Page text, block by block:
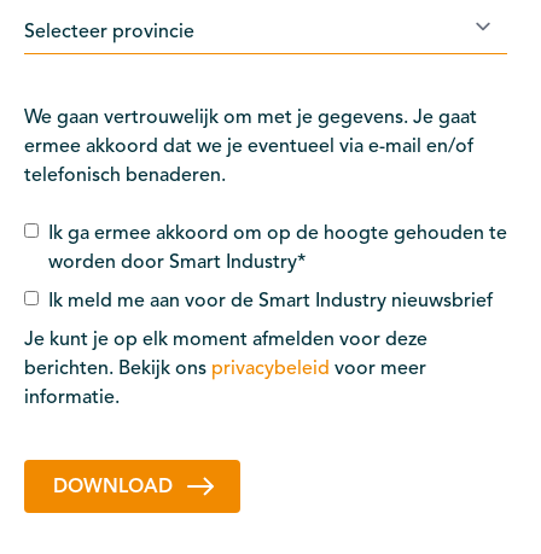
We gaan vertrouwelijk om met je gegevens. Je gaat
ermee akkoord dat we je eventueel via e-mail en/of
telefonisch benaderen.
Ik ga ermee akkoord om op de hoogte gehouden te
worden door Smart Industry*
Ik meld me aan voor de Smart Industry nieuwsbrief
Je kunt je op elk moment afmelden voor deze
berichten. Bekijk ons privacybeleid voor meer
informatie.